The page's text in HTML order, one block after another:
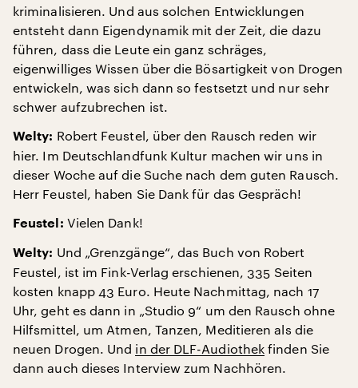
kriminalisieren. Und aus solchen Entwicklungen
entsteht dann Eigendynamik mit der Zeit, die dazu
führen, dass die Leute ein ganz schräges,
eigenwilliges Wissen über die Bösartigkeit von Drogen
entwickeln, was sich dann so festsetzt und nur sehr
schwer aufzubrechen ist.
Welty: Robert Feustel, über den Rausch reden wir
hier. Im Deutschlandfunk Kultur machen wir uns in
dieser Woche auf die Suche nach dem guten Rausch.
Herr Feustel, haben Sie Dank für das Gespräch!
Feustel: Vielen Dank!
Welty: Und „Grenzgänge“, das Buch von Robert
Feustel, ist im Fink-Verlag erschienen, 335 Seiten
kosten knapp 43 Euro. Heute Nachmittag, nach 17
Uhr, geht es dann in „Studio 9“ um den Rausch ohne
Hilfsmittel, um Atmen, Tanzen, Meditieren als die
neuen Drogen. Und in der DLF-Audiothek finden Sie
dann auch dieses Interview zum Nachhören.